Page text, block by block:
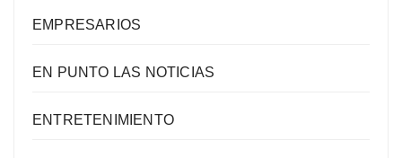
EMPRESARIOS
EN PUNTO LAS NOTICIAS
ENTRETENIMIENTO